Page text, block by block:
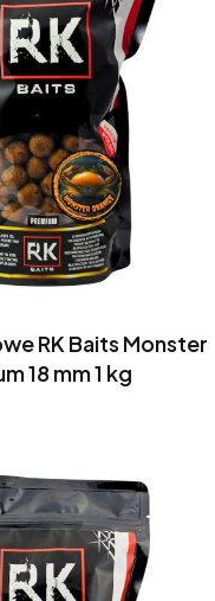
RK Baits Monster
18 mm 1 kg